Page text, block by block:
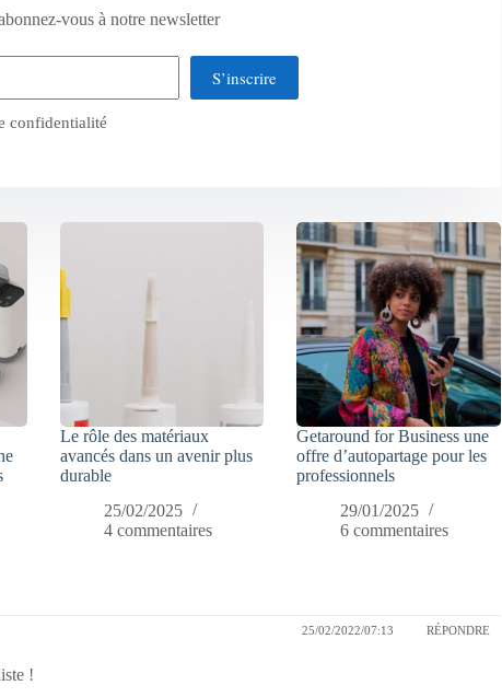
vous à notre newsletter
S’inscrire
confidentialité
Le rôle des matériaux
avancés dans un avenir plus
durable
25/02/2025
4 commentaires
Getaround for Business une
offre d’autopartage pour les
professionnels
29/01/2025
6 commentaires
25/02/2022/07:13 RÉPONDRE
!